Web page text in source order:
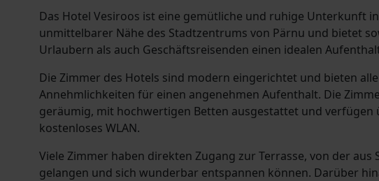
Das Hotel Vesiroos ist eine gemütliche und ruhige Unterkunft in
unmittelbarer Nähe des Stadtzentrums von Pärnu und bietet
Urlaubern als auch Geschäftsreisenden einen idealen
Die Zimmer des Hotels sind modern eingerichtet und bieten alle
Annehmlichkeiten für einen angenehmen Aufenthalt. Die
geräumig, mit hochwertigen Betten ausgestattet und verfügen
kostenloses WLAN.
Viele Zimmer haben direkten Zugang zur Terrasse, von der aus
gelangen und sich wunderbar entspannen können. Darüber